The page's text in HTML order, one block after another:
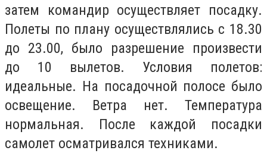
затем командир осуществляет посадку.
Полеты по плану осуществлялись с 18.30
до 23.00, было разрешение произвести
до 10 вылетов. Условия полетов:
идеальные. На посадочной полосе было
освещение. Ветра нет. Температура
нормальная. После каждой посадки
самолет осматривался техниками.